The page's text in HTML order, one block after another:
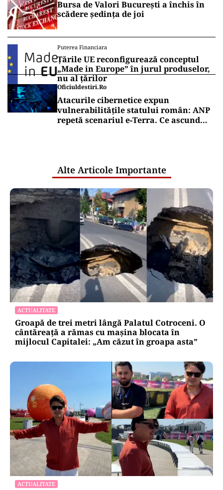
Bursa de Valori București a închis în
scădere ședința de joi
Puterea Financiara
Țările UE reconfigurează conceptul
„Made in Europe” în jurul produselor,
nu al țărilor
Oficiuldestiri.ro
Atacurile cibernetice expun
vulnerabilitățile statului român: ANP
repetă scenariul e‑Terra. Ce ascund
Alte Articole Importante
ACTUALITATE
Groapă de trei metri lângă Palatul Cotroceni. O
cântăreață a rămas cu mașina blocata în
mijlocul Capitalei: „Am căzut în groapa asta”
ACTUALITATE